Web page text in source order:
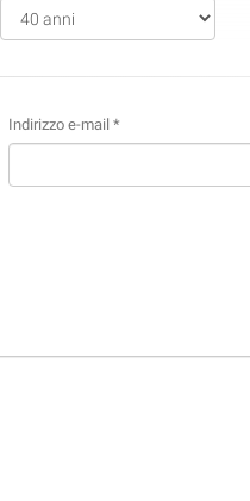
Indirizzo e-mail *